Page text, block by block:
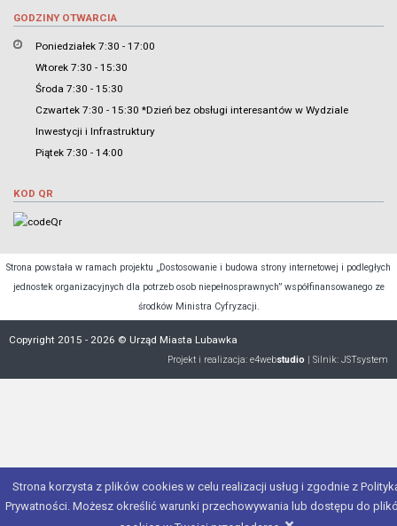
Strona korzysta z plików cookies w celu realizacji usług i zgodnie z
Prywatności. Możesz określić warunki przechowywania lub dostępu do
GODZINY OTWARCIA
Poniedziałek 7:30 - 17:00
Wtorek 7:30 - 15:30
Środa 7:30 - 15:30
Czwartek 7:30 - 15:30 *Dzień bez obsługi interesantów w Wydziale
Inwestycji i Infrastruktury
Piątek 7:30 - 14:00
KOD QR
Strona powstała w ramach projektu „Dostosowanie i budowa strony internetowej i podległych
jednostek organizacyjnych dla potrzeb osob niepełnosprawnych” współfinansowanego ze
środków Ministra Cyfryzacji.
Copyright 2015 - 2026 © Urząd Miasta Lubawka
Projekt i realizacja: e4webstudio | Silnik: JSTsystem